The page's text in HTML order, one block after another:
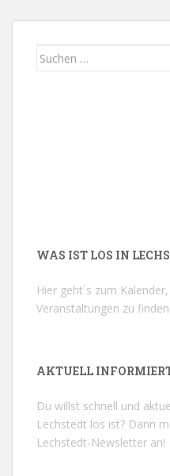
Suchen
WAS IST LOS IN
Hier geht´s zum
Veranstaltungen zu
AKTUELL
Du willst schnell und
Lechstedt los ist? Dann
Lechstedt-Newsletter an!